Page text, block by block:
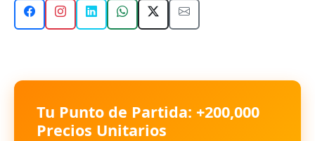
Tu Punto de Partida: +200,000
Precios Unitarios